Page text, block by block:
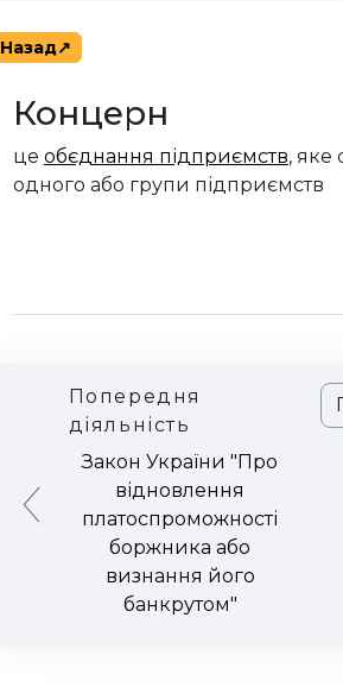
Назад
Концерн
це обєднання підприємств, яке
одного або групи підприємств
Попередня
діяльність
Закон України "Про
відновлення
платоспроможності
боржника або
визнання його
банкрутом"